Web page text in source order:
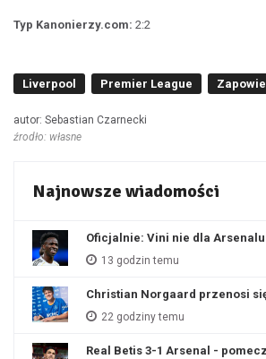
Typ Kanonierzy.com: 2:2
Liverpool Premier League
autor: Sebastian Czarnecki
źrodło: własne
Najnowsze wiadomości
Oficjalnie: Vini nie dla Arsenalu
13 godzin temu
Christian Norgaard przenosi
22 godziny temu
Real Betis 3-1 Arsenal -